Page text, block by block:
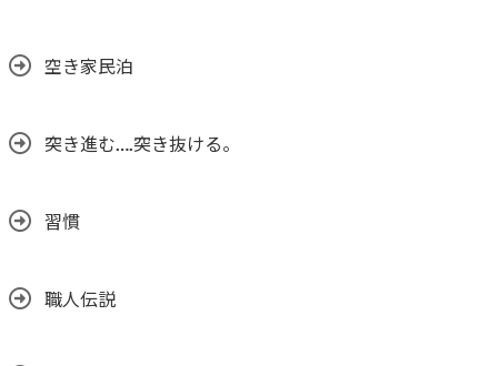
空き家民泊
突き進む….突き抜ける。
習慣
職人伝説